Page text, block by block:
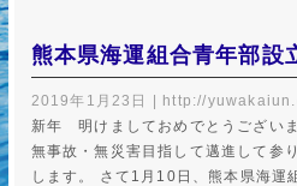
熊本県海運組合青年部設
2019年1月23日 | http://
新年 明けましておめでとうござい
無事故・無災害目指して邁進して参
します。 さて1月10日、熊本県海運